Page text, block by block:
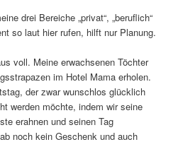
drei Bereiche „privat“, „beruflich“
so laut hier rufen, hilft nur Planung.
voll. Meine erwachsenen Töchter
im Hotel Mama erholen.
der zwar wunschlos glücklich
werden möchte, indem wir seine
erahnen und seinen Tag
noch kein Geschenk und auch